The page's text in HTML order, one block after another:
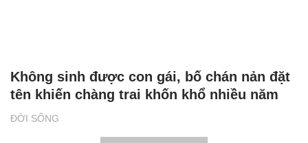
ĐỜI SỐNG
Không sinh được con gái, bố chán nản đặt
tên khiến chàng trai khốn khổ nhiều năm